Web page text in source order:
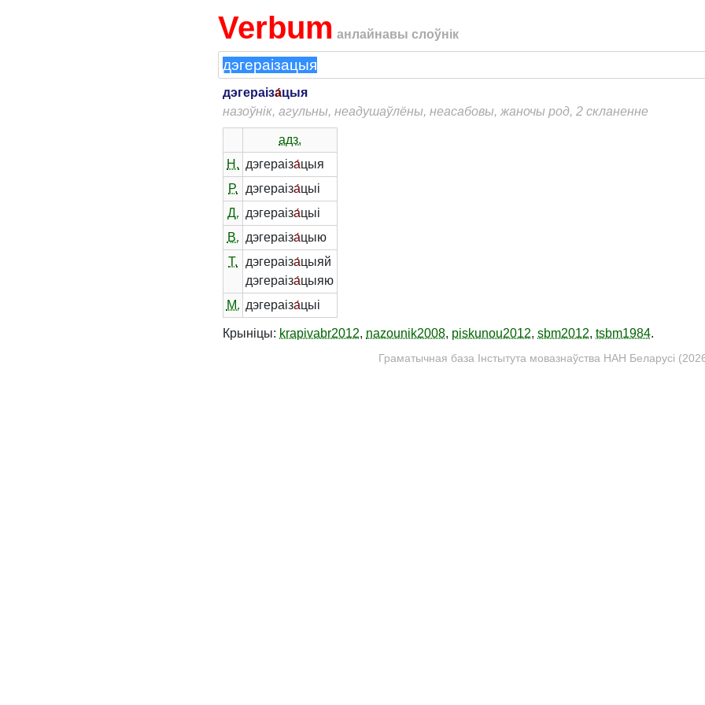
Verbum анлайнавы слоўнік
дэгераіза́цыя
назоўнік, агульны, неадушаўлёны, неасабовы, жаночы род, 2 скланенне
адз.
Н. дэгераіза́цыя
Р.
дэгераіза́цыі
Д. дэгераіза́цыі
В. дэгераіза́цыю
Т.
дэгераіза́цыяй
дэгераіза́цыяю
М. дэгераіза́цыі
Крыніцы: krapivabr2012, nazounik2008, piskunou2012, sbm2012, tsbm1984.
Граматычная база Інстытута мовазнаўства НАН Беларусі